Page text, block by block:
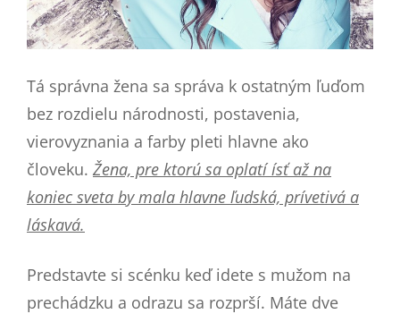
Tá správna žena sa správa k ostatným ľuďom
bez rozdielu národnosti, postavenia,
vierovyznania a farby pleti hlavne ako
človeku. Žena, pre ktorú sa oplatí ísť až na
koniec sveta by mala hlavne ľudská, prívetivá a
láskavá.
Predstavte si scénku keď idete s mužom na
prechádzku a odrazu sa rozprší. Máte dve